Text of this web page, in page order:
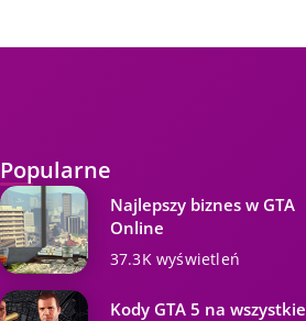
Popularne
Najlepszy biznes w GTA
Online
37.3K wyświetleń
Kody GTA 5 na wszystkie